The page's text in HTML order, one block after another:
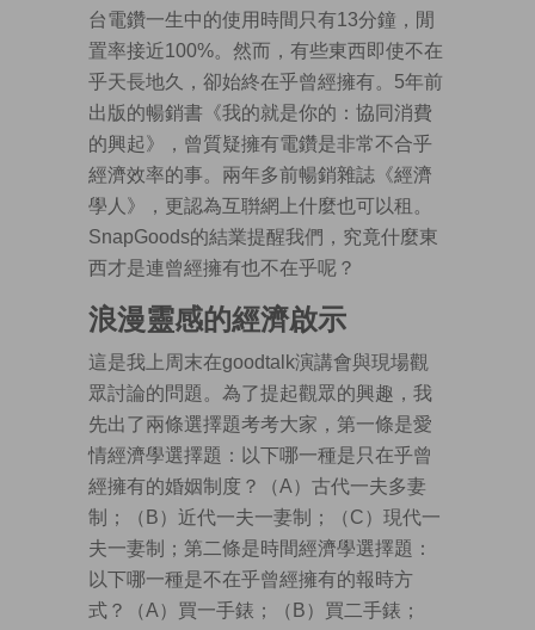
台電鑽一生中的使用時間只有13分鐘，閒
置率接近100%。然而，有些東西即使不在
乎天長地久，卻始終在乎曾經擁有。5年前
出版的暢銷書《我的就是你的：協同消費
的興起》，曾質疑擁有電鑽是非常不合乎
經濟效率的事。兩年多前暢銷雜誌《經濟
學人》，更認為互聨網上什麼也可以租。
SnapGoods的結業提醒我們，究竟什麼東
西才是連曾經擁有也不在乎呢？
浪漫靈感的經濟啟示
這是我上周末在goodtalk演講會與現場觀
眾討論的問題。為了提起觀眾的興趣，我
先出了兩條選擇題考考大家，第一條是愛
情經濟學選擇題：以下哪一種是只在乎曾
經擁有的婚姻制度？（A）古代一夫多妻
制；（B）近代一夫一妻制；（C）現代一
夫一妻制；第二條是時間經濟學選擇題：
以下哪一種是不在乎曾經擁有的報時方
式？（A）買一手錶；（B）買二手錶；